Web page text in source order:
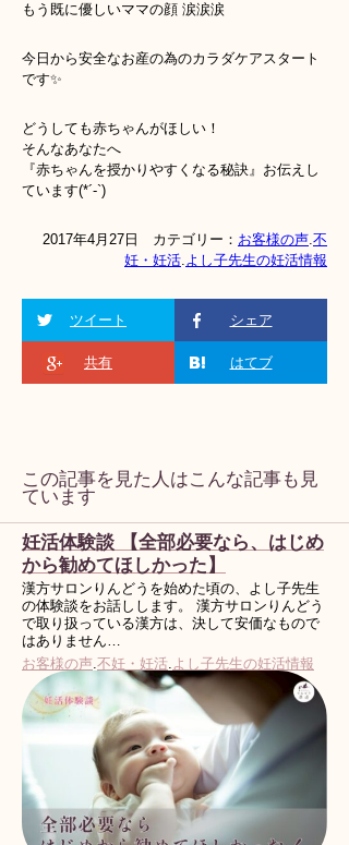
もう既に優しいママの顔 涙涙涙
今日から安全なお産の為のカラダケアスタート
です✨
どうしても赤ちゃんがほしい！
そんなあなたへ
『赤ちゃんを授かりやすくなる秘訣』お伝えし
ています(*´-`)
2017年4月27日 カテゴリー： お客様の声.不
妊・妊活.よし子先生の妊活情報
ツイート シェア
共有 はてブ
この記事を見た人はこんな記事も見
ています
妊活体験談 【全部必要なら、はじめ
から勧めてほしかった】
漢方サロンりんどうを始めた頃の、よし子先生
の体験談をお話しします。 漢方サロンりんどう
で取り扱っている漢方は、決して安価なもので
はありません…
お客様の声.不妊・妊活.よし子先生の妊活情報